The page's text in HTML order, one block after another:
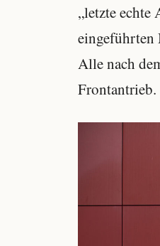
„letzte echte
eingeführten
Alle nach
Frontantrieb.